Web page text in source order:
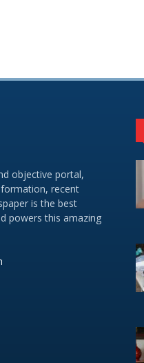
objective portal,
recent
is the best
powers this amazing